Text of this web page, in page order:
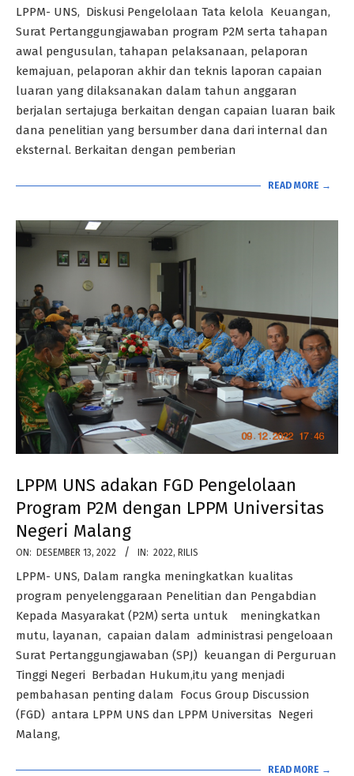
12-
13
LPPM- UNS, Diskusi Pengelolaan Tata kelola Keuangan,
Surat Pertanggungjawaban program P2M serta tahapan
awal pengusulan, tahapan pelaksanaan, pelaporan
kemajuan, pelaporan akhir dan teknis laporan capaian
luaran yang dilaksanakan dalam tahun anggaran
berjalan sertajuga berkaitan dengan capaian luaran baik
dana penelitian yang bersumber dana dari internal dan
eksternal. Berkaitan dengan pemberian
READ MORE →
LPPM UNS adakan FGD Pengelolaan
Program P2M dengan LPPM Universitas
Negeri Malang
2022-
12-
13
ON: DESEMBER 13, 2022 IN: 2022, RILIS
LPPM- UNS, Dalam rangka meningkatkan kualitas
program penyelenggaraan Penelitian dan Pengabdian
Kepada Masyarakat (P2M) serta untuk meningkatkan
mutu, layanan, capaian dalam administrasi pengeloaan
Surat Pertanggungjawaban (SPJ) keuangan di Perguruan
Tinggi Negeri Berbadan Hukum,itu yang menjadi
pembahasan penting dalam Focus Group Discussion
(FGD) antara LPPM UNS dan LPPM Universitas Negeri
Malang,
READ MORE →